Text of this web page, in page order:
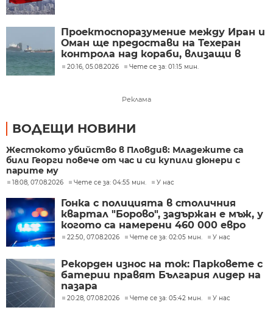
Проектоспоразумение между Иран и
Оман ще предостави на Техеран
контрола над кораби, влизащи в
Персийския залив?
20:16, 05.08.2026 Чете се за: 01:15 мин.
Реклама
ВОДЕЩИ НОВИНИ
Жестокото убийство в Пловдив: Младежите са
били Георги повече от час и си купили дюнери с
парите му
18:08, 07.08.2026 Чете се за: 04:55 мин. У нас
Гонка с полицията в столичния
квартал "Борово", задържан е мъж, у
когото са намерени 460 000 евро
22:50, 07.08.2026 Чете се за: 02:05 мин. У нас
Рекорден износ на ток: Парковете с
батерии правят България лидер на
пазара
20:28, 07.08.2026 Чете се за: 05:42 мин. У нас